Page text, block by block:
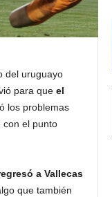
del uruguayo
para que el
los problemas
con el punto
a Vallecas
que también